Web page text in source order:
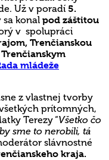
Už v poradí 5.
konal pod záštitou
v spolupráci
Trenčianskou
Trenčianskym
mládeže
z vlastnej tvorby
prítomných,
Terezy “Všetko čo
sme to nerobili, tá
slávnostné
kraja.